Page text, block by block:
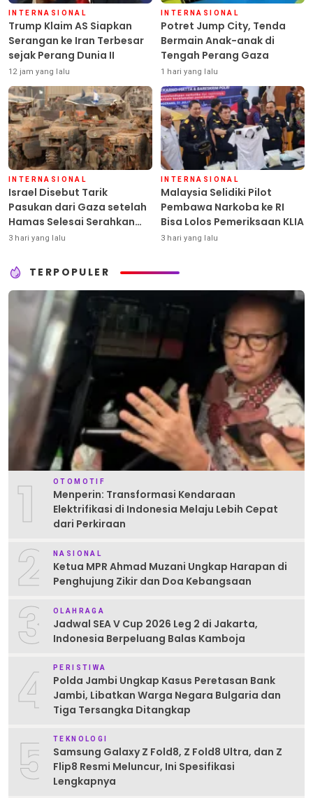
INTERNASIONAL
Trump Klaim AS Siapkan
Serangan ke Iran Terbesar
sejak Perang Dunia II
12 jam yang lalu
INTERNASIONAL
Potret Jump City, Tenda
Bermain Anak-anak di
Tengah Perang Gaza
1 hari yang lalu
INTERNASIONAL
Israel Disebut Tarik
Pasukan dari Gaza setelah
Hamas Selesai Serahkan
Senjata
3 hari yang lalu
INTERNASIONAL
Malaysia Selidiki Pilot
Pembawa Narkoba ke RI
Bisa Lolos Pemeriksaan KLIA
3 hari yang lalu
TERPOPULER
1 OTOMOTIF
Menperin: Transformasi Kendaraan
Elektrifikasi di Indonesia Melaju Lebih Cepat
dari Perkiraan
2 NASIONAL
Ketua MPR Ahmad Muzani Ungkap Harapan di
Penghujung Zikir dan Doa Kebangsaan
3 OLAHRAGA
Jadwal SEA V Cup 2026 Leg 2 di Jakarta,
Indonesia Berpeluang Balas Kamboja
4 PERISTIWA
Polda Jambi Ungkap Kasus Peretasan Bank
Jambi, Libatkan Warga Negara Bulgaria dan
Tiga Tersangka Ditangkap
5 TEKNOLOGI
Samsung Galaxy Z Fold8, Z Fold8 Ultra, dan Z
Flip8 Resmi Meluncur, Ini Spesifikasi
Lengkapnya